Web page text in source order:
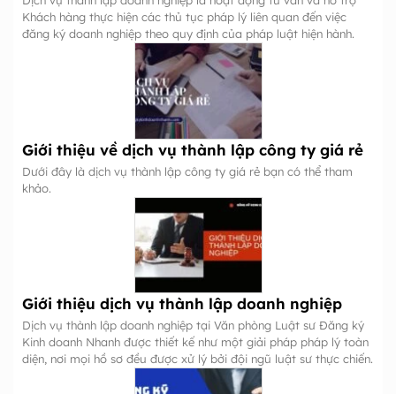
Khách hàng thực hiện các thủ tục pháp lý liên quan đến việc
đăng ký doanh nghiệp theo quy định của pháp luật hiện hành.
Giới thiệu về dịch vụ thành lập công ty giá rẻ
Dưới đây là dịch vụ thành lập công ty giá rẻ bạn có thể tham
khảo.
Giới thiệu dịch vụ thành lập doanh nghiệp
Dịch vụ thành lập doanh nghiệp tại Văn phòng Luật sư Đăng ký
Kinh doanh Nhanh được thiết kế như một giải pháp pháp lý toàn
diện, nơi mọi hồ sơ đều được xử lý bởi đội ngũ luật sư thực chiến.